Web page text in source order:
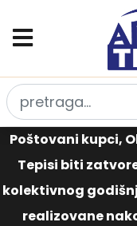
Poštovani kupci,
Tepisi biti
kolektivnog
realizovane